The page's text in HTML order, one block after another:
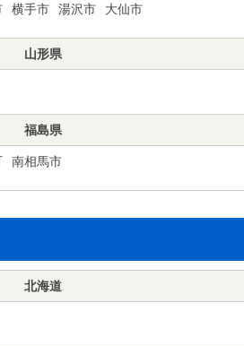
横手市 湯沢市 大仙市
山形県
福島県
南相馬市
北海道